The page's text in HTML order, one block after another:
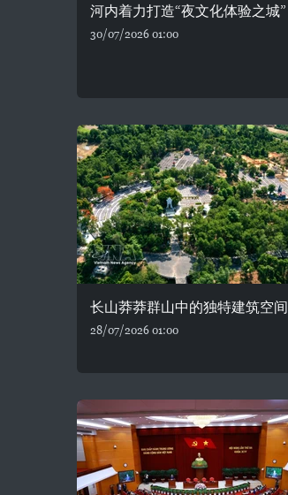
河内着力打造“夜文化体验之城”
30/07/2026 01:00
长山莽莽群山中的独特建筑空间
28/07/2026 01:00